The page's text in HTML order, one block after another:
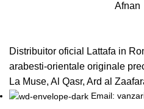
Afnan
Distribuitor oficial Lattafa in
arabesti-orientale originale
La Muse, Al Qasr, Ard al
Email: